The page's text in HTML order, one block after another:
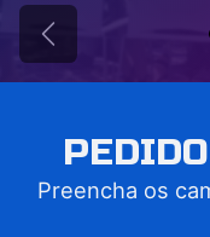
Anterior
Preencha os